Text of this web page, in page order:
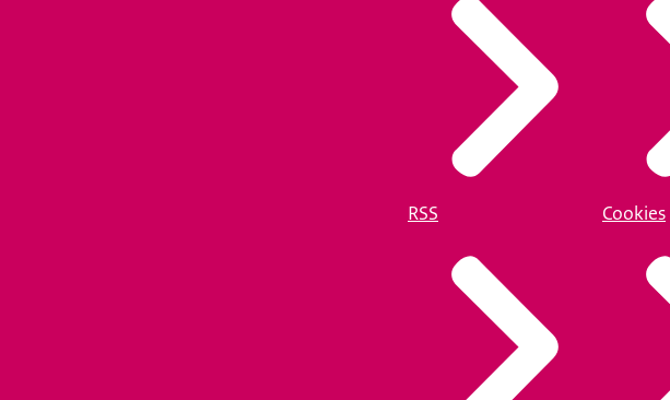
RSS Cookies